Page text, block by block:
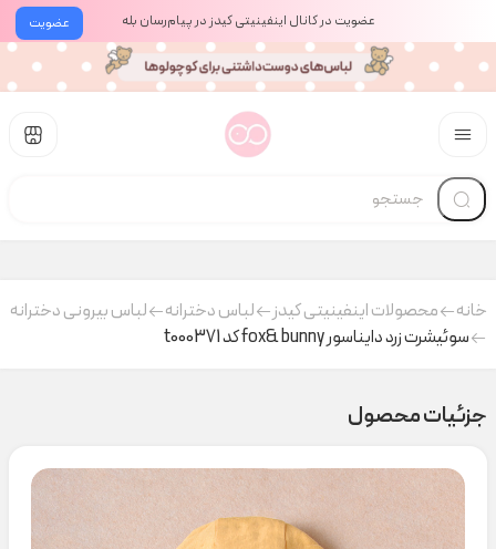
عضویت عضویت در کانال اینفینیتی کیدز در پیام‌رسان بله
خانه محصولات اینفینیتی کیدز لباس دخترانه
لباس بیرونی دخترانه
سوئیشرت زرد دایناسور fox& bunny کد t000371
جزئیات محصول